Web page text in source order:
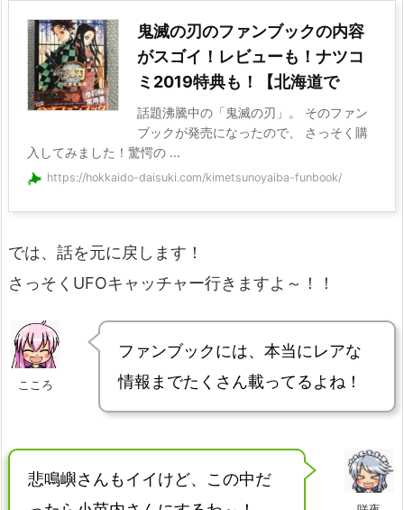
鬼滅の刃のファンブックの内容
がスゴイ！レビューも！ナツコ
ミ2019特典も！【北海道で
話題沸騰中の「鬼滅の刃」。 そのファン
ブックが発売になったので、 さっそく購
入してみました！驚愕の ...
https://hokkaido-daisuki.com/kimetsunoyaiba-funbook/
では、話を元に戻します！
さっそくUFOキャッチャー行きますよ～！！
こころ
ファンブックには、本当にレアな
情報までたくさん載ってるよね！
悲鳴嶼さんもイイけど、この中だ